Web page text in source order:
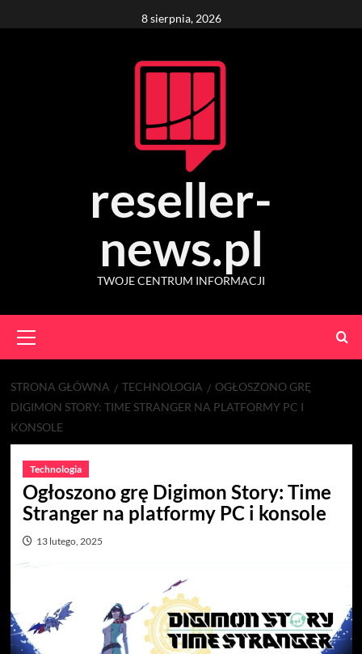
to
8 sierpnia, 2026
reseller-
news.pl
TWOJE CENTRUM INFORMACJI
Menu
STRONA GŁÓWNA TECHNOLOGIA
OGŁOSZONO GRĘ
DIGIMON STORY: TIME STRANGER NA PLATFORMY PC I
KONSOLE
Technologia
Ogłoszono grę Digimon Story: Time
Stranger na platformy PC i konsole
13 lutego, 2025